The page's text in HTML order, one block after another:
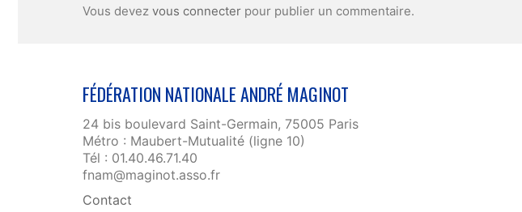
Vous devez vous connecter pour publier un commentaire.
FÉDÉRATION NATIONALE ANDRÉ MAGINOT
24 bis boulevard Saint-Germain, 75005 Paris
Métro : Maubert-Mutualité (ligne 10)
Tél : 01.40.46.71.40
fnam@maginot.asso.fr
Contact